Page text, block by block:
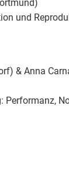
und
& Anna
Performanz,